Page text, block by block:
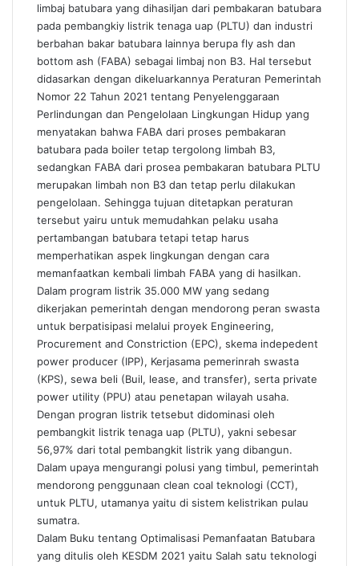
limbaj batubara yang dihasiljan dari pembakaran batubara
pada pembangkiy listrik tenaga uap (PLTU) dan industri
berbahan bakar batubara lainnya berupa fly ash dan
bottom ash (FABA) sebagai limbaj non B3. Hal tersebut
didasarkan dengan dikeluarkannya Peraturan Pemerintah
Nomor 22 Tahun 2021 tentang Penyelenggaraan
Perlindungan dan Pengelolaan Lingkungan Hidup yang
menyatakan bahwa FABA dari proses pembakaran
batubara pada boiler tetap tergolong limbah B3,
sedangkan FABA dari prosea pembakaran batubara PLTU
merupakan limbah non B3 dan tetap perlu dilakukan
pengelolaan. Sehingga tujuan ditetapkan peraturan
tersebut yairu untuk memudahkan pelaku usaha
pertambangan batubara tetapi tetap harus
memperhatikan aspek lingkungan dengan cara
memanfaatkan kembali limbah FABA yang di hasilkan.
Dalam program listrik 35.000 MW yang sedang
dikerjakan pemerintah dengan mendorong peran swasta
untuk berpatisipasi melalui proyek Engineering,
Procurement and Constriction (EPC), skema indepedent
power producer (IPP), Kerjasama pemerinrah swasta
(KPS), sewa beli (Buil, lease, and transfer), serta private
power utility (PPU) atau penetapan wilayah usaha.
Dengan progran listrik tetsebut didominasi oleh
pembangkit listrik tenaga uap (PLTU), yakni sebesar
56,97% dari total pembangkit listrik yang dibangun.
Dalam upaya mengurangi polusi yang timbul, pemerintah
mendorong penggunaan clean coal teknologi (CCT),
untuk PLTU, utamanya yaitu di sistem kelistrikan pulau
sumatra.
Dalam Buku tentang Optimalisasi Pemanfaatan Batubara
yang ditulis oleh KESDM 2021 yaitu Salah satu teknologi